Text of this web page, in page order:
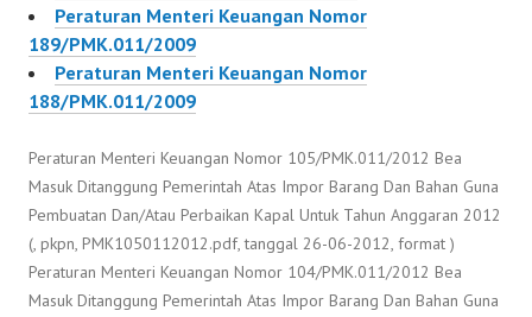
Peraturan Menteri Keuangan Nomor
189/PMK.011/2009
Peraturan Menteri Keuangan Nomor
188/PMK.011/2009
Peraturan Menteri Keuangan Nomor 105/PMK.011/2012 Bea
Masuk Ditanggung Pemerintah Atas Impor Barang Dan Bahan Guna
Pembuatan Dan/Atau Perbaikan Kapal Untuk Tahun Anggaran 2012
(, pkpn, PMK1050112012.pdf, tanggal 26-06-2012, format )
Peraturan Menteri Keuangan Nomor 104/PMK.011/2012 Bea
Masuk Ditanggung Pemerintah Atas Impor Barang Dan Bahan Guna